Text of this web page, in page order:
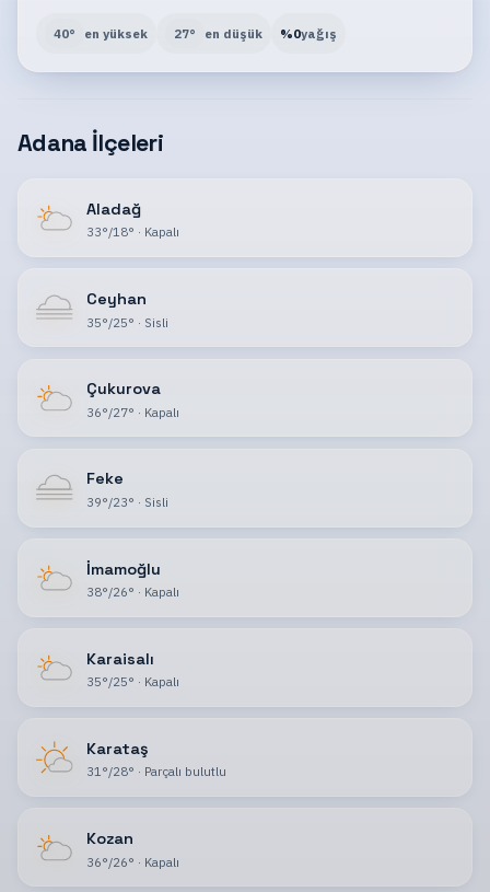
40° en yüksek 27° en düşük %0yağış
Adana İlçeleri
Aladağ
33°/18° · Kapalı
Ceyhan
35°/25° · Sisli
Çukurova
36°/27° · Kapalı
Feke
39°/23° · Sisli
İmamoğlu
38°/26° · Kapalı
Karaisalı
35°/25° · Kapalı
Karataş
31°/28° · Parçalı bulutlu
Kozan
36°/26° · Kapalı